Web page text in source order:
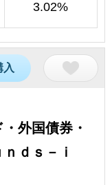
3.02%
入
外国債券・
ｎｄｓ－ｉ